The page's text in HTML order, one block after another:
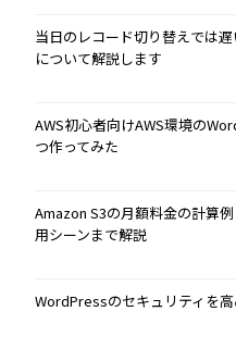
当日のレコード切り替えでは
について解説します
AWS初心者向けAWS環境の
つ作ってみた
Amazon S3の月額料金の計算
用シーンまで解説
WordPressのセキュリティを